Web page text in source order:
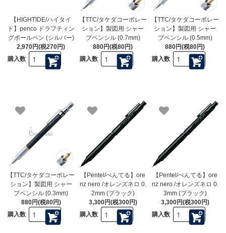
【HIGHTIDE/ハイタイ
ド】penco ドラフティン
グボールペン (シルバー)
2,970円(税270円)
購入数
【TTC/タケダコーポレー
ション】製図用 シャー
プペンシル (0.7mm)
880円(税80円)
購入数
【TTC/タケダコーポレー
ション】製図用 シャー
プペンシル (0.5mm)
880円(税80円)
購入数
【TTC/タケダコーポレー
ション】製図用 シャー
プペンシル (0.3mm)
880円(税80円)
購入数
【Pentel/ぺんてる】ore
nz nero /オレンズネロ 0.
2mm (ブラック)
3,300円(税300円)
購入数
【Pentel/ぺんてる】ore
nz nero /オレンズネロ 0.
3mm (ブラック)
3,300円(税300円)
購入数